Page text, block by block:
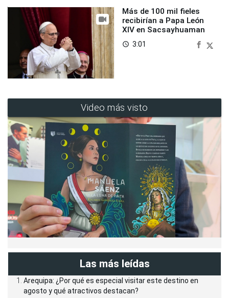
Más de 100 mil fieles
recibirían a Papa León
XIV en Sacsayhuaman
access_time 3:01
Video más visto
Las más leídas
Arequipa: ¿Por qué es especial visitar este destino en
agosto y qué atractivos destacan?